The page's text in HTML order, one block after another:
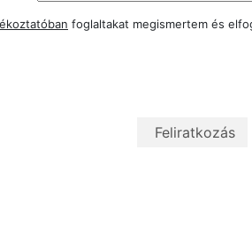
foglaltakat megismertem és